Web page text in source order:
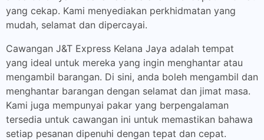
yang cekap. Kami menyediakan perkhidmatan yang
mudah, selamat dan dipercayai.
Cawangan J&T Express Kelana Jaya adalah tempat
yang ideal untuk mereka yang ingin menghantar atau
mengambil barangan. Di sini, anda boleh mengambil dan
menghantar barangan dengan selamat dan jimat masa.
Kami juga mempunyai pakar yang berpengalaman
tersedia untuk cawangan ini untuk memastikan bahawa
setiap pesanan dipenuhi dengan tepat dan cepat.